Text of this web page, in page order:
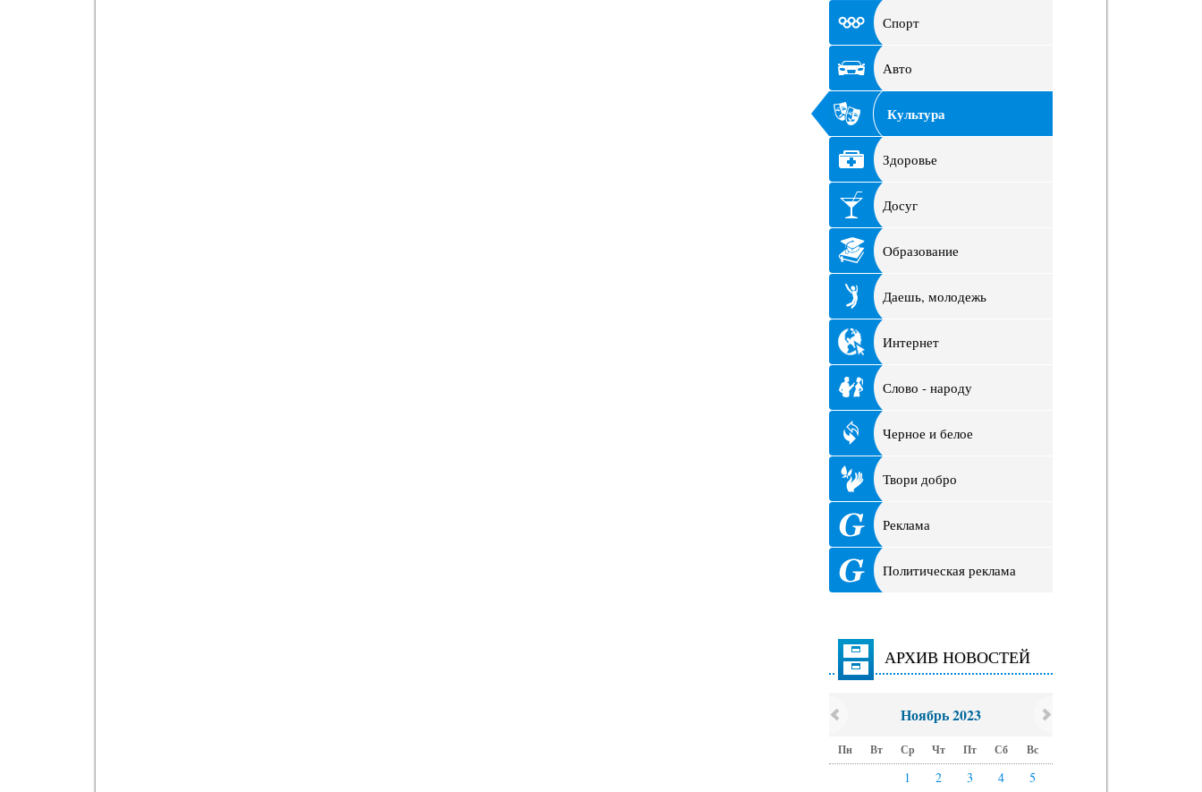
Спорт
Авто
Культура
Здоровье
Досуг
Образование
Даешь, молодежь
Интернет
Слово - народу
Черное и белое
Твори добро
Реклама
Политическая реклама
АРХИВ НОВОСТЕЙ
Ноябрь 2023
Пн Вт Ср Чт Пт Сб Вс
1 2 3 4
5